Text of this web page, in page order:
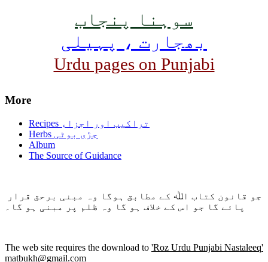
سوہنا پنجاب
بھجارت ، پہیلی
Urdu pages on Punjabi
More
Recipes تراکیب اور اجزاء
Herbs جڑی بوٹی
Album
The Source of Guidance
پائے گا جو اس کے خلاف ہو گا وہ ظلم پر مبنی ہو گا۔
The web site requires the download to 'Roz Urdu Punjabi Nastaleeq'
matbukh@gmail.com